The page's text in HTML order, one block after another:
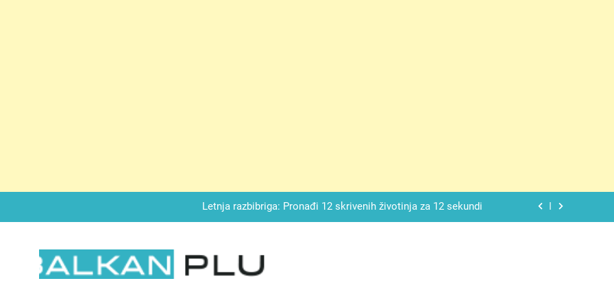
Letnja razbibriga: Pronađi 12 skrivenih životinja za 12 sekundi
Matematički zadatak koji je podijelio Balkan: Do tačnog odgovora izgleda još nismo stigli